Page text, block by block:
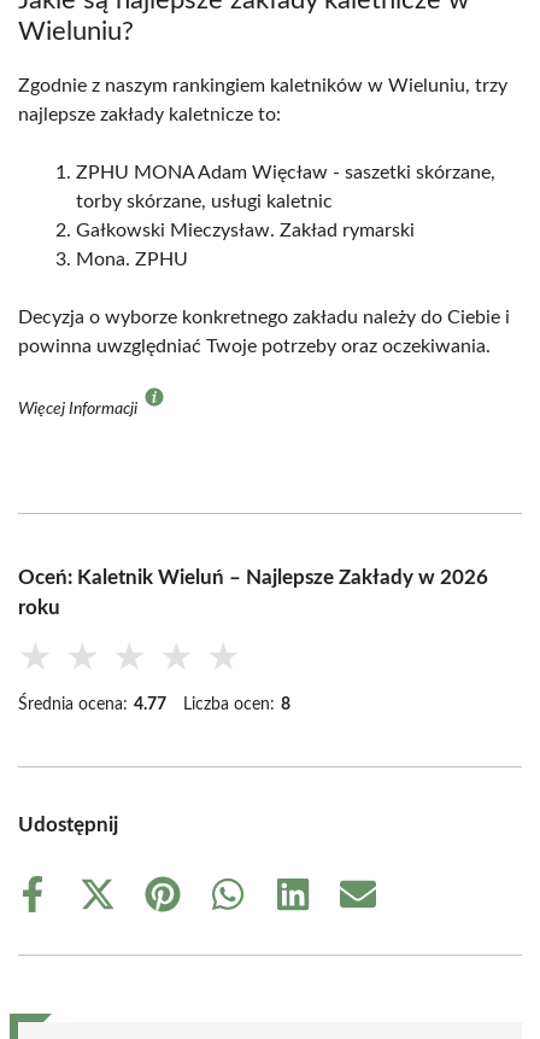
Wieluniu?
Zgodnie z naszym rankingiem kaletników w Wieluniu, trzy
najlepsze zakłady kaletnicze to:
ZPHU MONA Adam Więcław - saszetki skórzane,
torby skórzane, usługi kaletnic
Gałkowski Mieczysław. Zakład rymarski
Mona. ZPHU
Decyzja o wyborze konkretnego zakładu należy do Ciebie i
powinna uwzględniać Twoje potrzeby oraz oczekiwania.
Więcej Informacji
Oceń: Kaletnik Wieluń – Najlepsze Zakłady w 2026
roku
★ ★ ★ ★ ★
Średnia ocena: 4.77 Liczba ocen: 8
Udostępnij
Share
Share
(Twitter)
Share
Share
Share
Share